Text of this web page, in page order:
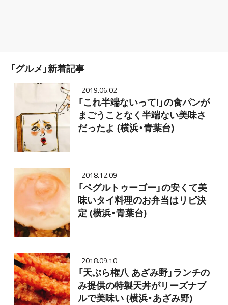
「グルメ」新着記事
2019.06.02
「これ半端ないって!」の食パンが
まごうことなく半端ない美味さ
だったよ (横浜・青葉台)
2018.12.09
「ペグルトゥーゴー」の安くて美
味いタイ料理のお弁当はリピ決
定 (横浜・青葉台)
2018.09.10
「天ぷら権八 あざみ野」ランチの
み提供の特製天丼がリーズナブ
ルで美味い (横浜・あざみ野)